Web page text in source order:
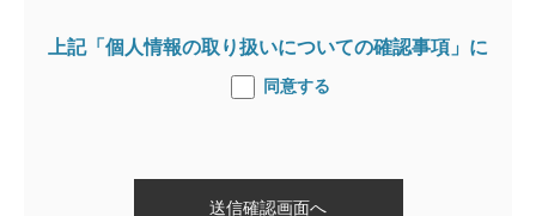
上記「個人情報の取り扱いについての確認事項」に
同意する